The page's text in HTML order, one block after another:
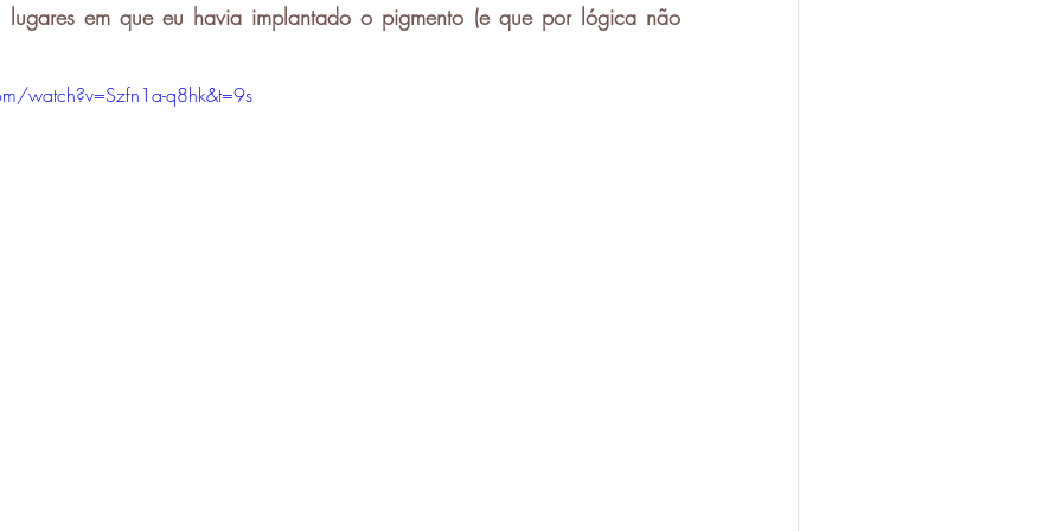
lugares em que eu havia implantado o pigmento (e que por lógica não
watch?v=Szfn1a-q8hk&t=9s